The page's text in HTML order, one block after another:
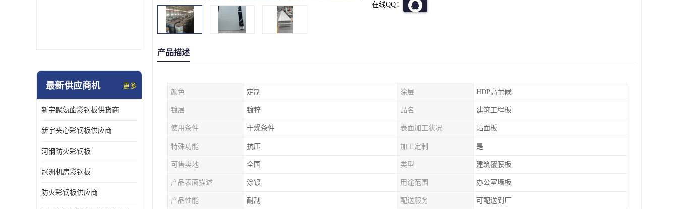
最新供应商机 更多
新宇聚氨酯彩钢板供货商
新宇夹心彩钢板供应商
河钢防火彩钢板
冠洲机房彩钢板
防火彩钢板供应商
在线QQ：
产品描述
颜色 定制 涂层 HDP高耐候
镀层 镀锌 品名 建筑工程板
使用条件 干燥条件 表面加工状况 贴面板
特殊功能 抗压 加工定制 是
可售卖地 全国 类型 建筑覆膜板
产品表面描述 涂镀 用途范围 办公室墙板
产品性能 耐刮 配送服务 可配送到厂